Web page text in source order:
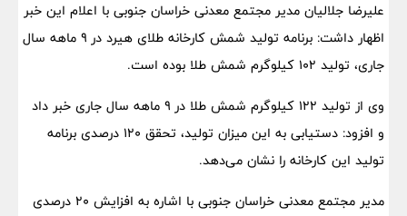
علیرضا جلالیان مدیر مجتمع معدنی خراسان جنوبی با اعلام این خبر
اظهار داشت: برنامه تولید شمش کارخانه طلای هیرد در ۹ ماهه سال
جاری، تولید ۱۰۲ کیلوگرم شمش طلا بوده است.
وی از تولید ۱۲۲ کیلوگرم شمش طلا در ۹ ماهه سال جاری خبر داد
و افزود: دستیابی به این میزان تولید، تحقق ۱۲۰ درصدی برنامه
تولید این کارخانه را نشان می‌دهد.
مدیر مجتمع معدنی خراسان جنوبی با اشاره به افزایش ۲۰ درصدی